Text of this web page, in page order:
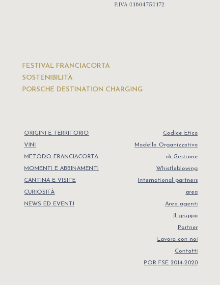
P.IVA 01604750172
FESTIVAL FRANCIACORTA
SOSTENIBILITÀ
PORSCHE DESTINATION CHARGING
ORIGINI E TERRITORIO
VINI
METODO FRANCIACORTA
MOMENTI E ABBINAMENTI
CANTINA E VISITE
CURIOSITÀ
NEWS ED EVENTI
Codice Etico
Modello Organizzativo
di Gestione
Whistleblowing
International partners
area
Area agenti
Il gruppo
Partner
Lavora con noi
Contatti
POR FSE 2014-2020